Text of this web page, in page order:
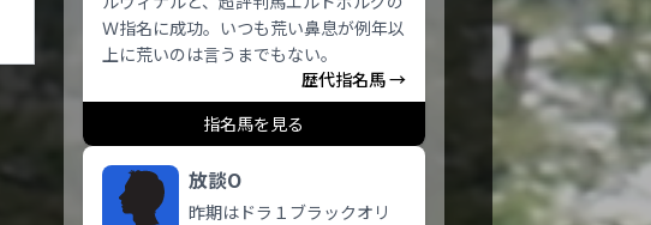
Ｗ指名に成功。いつも荒い鼻息が例年以
上に荒いのは言うまでもない。
歴代指名馬 →
指名馬を見る
放談O
昨期はドラ１ブラックオリ